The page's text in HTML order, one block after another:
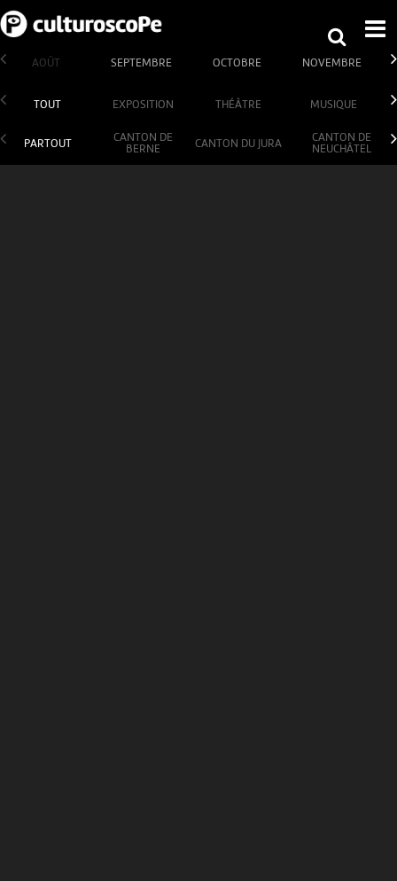
AOÛT SEPTEMBRE OCTOBRE NOVEMBRE
TOUT EXPOSITION THÉÂTRE MUSIQUE
PARTOUT
CANTON DE
BERNE
CANTON DU JURA
CANTON DE
NEUCHÂTEL